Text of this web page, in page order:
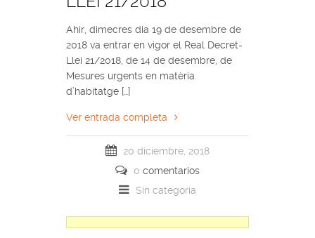
Ahir, dimecres dia 19 de desembre de
2018 va entrar en vigor el Real Decret-
Llei 21/2018, de 14 de desembre, de
Mesures urgents en matèria
d’habitatge […]
Ver entrada completa
20 diciembre, 2018
0 comentarios
Sin categoría